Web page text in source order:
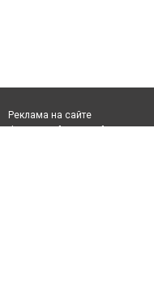
Реклама на сайте